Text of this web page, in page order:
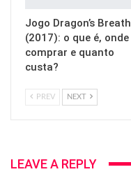
Jogo Dragon’s Breath
(2017): o que é, onde
comprar e quanto
custa?
PREV NEXT
LEAVE A REPLY